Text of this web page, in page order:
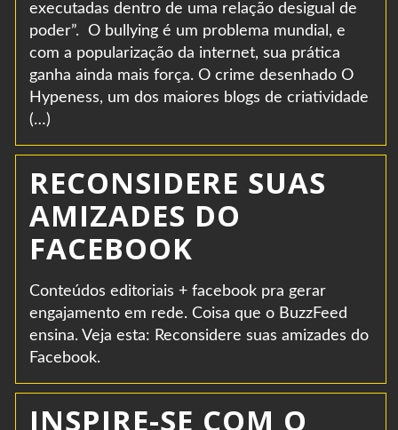
executadas dentro de uma relação desigual de
poder”. O bullying é um problema mundial, e
com a popularização da internet, sua prática
ganha ainda mais força. O crime desenhado O
Hypeness, um dos maiores blogs de criatividade
(…)
RECONSIDERE SUAS
AMIZADES DO
FACEBOOK
Conteúdos editoriais + facebook pra gerar
engajamento em rede. Coisa que o BuzzFeed
ensina. Veja esta: Reconsidere suas amizades do
Facebook.
INSPIRE-SE COM O